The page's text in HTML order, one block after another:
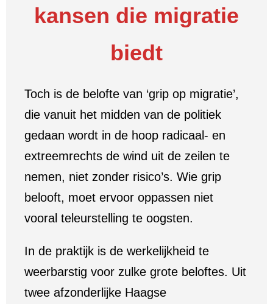
kansen die migratie
biedt
Toch is de belofte van ‘grip op migratie’,
die vanuit het midden van de politiek
gedaan wordt in de hoop radicaal- en
extreemrechts de wind uit de zeilen te
nemen, niet zonder risico’s. Wie grip
belooft, moet ervoor oppassen niet
vooral teleurstelling te oogsten.
In de praktijk is de werkelijkheid te
weerbarstig voor zulke grote beloftes. Uit
twee afzonderlijke Haagse